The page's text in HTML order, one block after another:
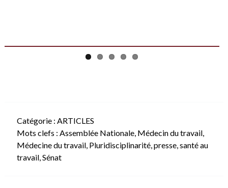
Catégorie : ARTICLES
Mots clefs : Assemblée Nationale, Médecin du travail,
Médecine du travail, Pluridisciplinarité, presse, santé au
travail, Sénat